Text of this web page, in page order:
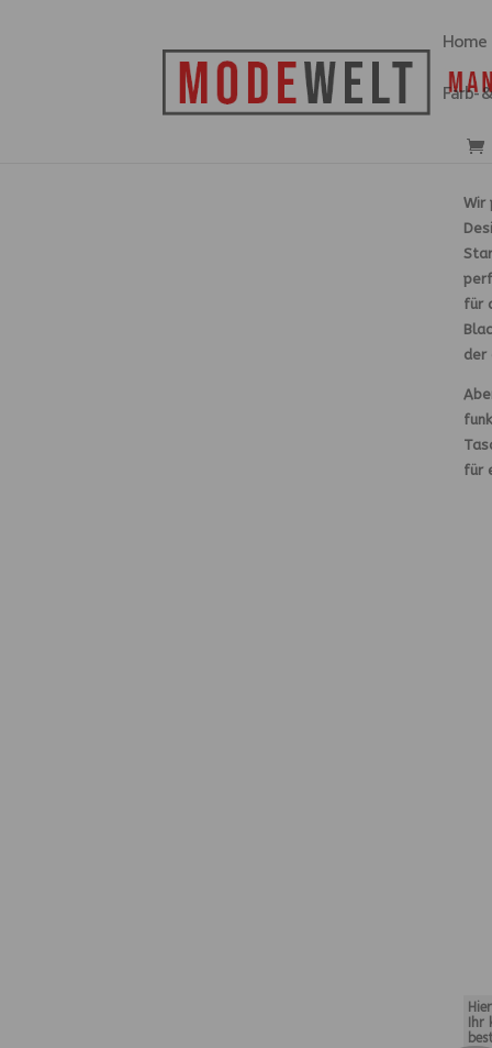
Home
Farb-
🌟 Entdecke unsere trendigen Tunika-
Wir
für
der
für